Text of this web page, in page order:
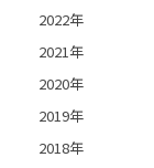
2022年
2021年
2020年
2019年
2018年